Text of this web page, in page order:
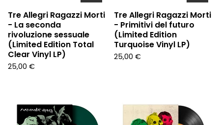
Tre Allegri Ragazzi Morti
- La seconda
rivoluzione sessuale
(Limited Edition Total
Clear Vinyl LP)
25,00 €
Tre Allegri Ragazzi Morti
- Primitivi del futuro
(Limited Edition
Turquoise Vinyl LP)
25,00 €